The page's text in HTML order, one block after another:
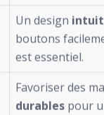
Un design
boutons
est essentiel.
Favoriser des
durables pour